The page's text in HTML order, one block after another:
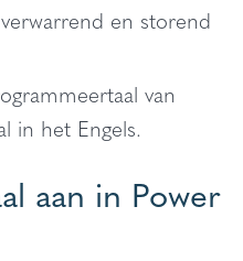
en storend
van
in het Engels.
aan in Power